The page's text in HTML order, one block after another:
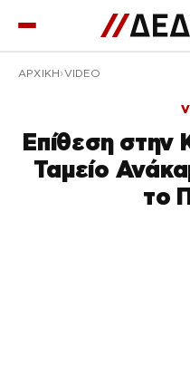
ΑΡΧΙΚΉ VIDEO
Επίθεση στην
Ταμείο
το